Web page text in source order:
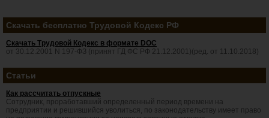
Скачать бесплатно Трудовой Кодекс РФ
Скачать Трудовой Кодекс в формате DOC
от 30.12.2001 N 197-ФЗ (принят ГД ФС РФ 21.12.2001)(ред. от 11.10.2018)
Статьи
Как рассчитать отпускные
Сотрудник, проработавший определенный период времени на
предприятии и решившийся уволиться, по законодательству имеет право